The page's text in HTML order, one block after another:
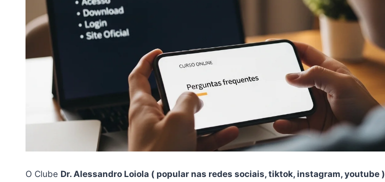
O Clube Dr. Alessandro Loiola ( popular nas redes sociais, tiktok, instagram, youtube )